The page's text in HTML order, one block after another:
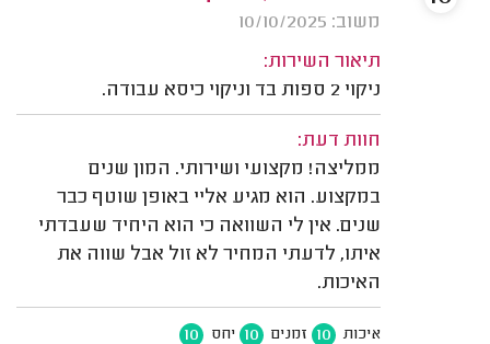
משוב: 10/10/2025
תיאור השירות:
ניקוי 2 ספות בד וניקוי כיסא עבודה.
חוות דעת:
ממליצה! מקצועי ושירותי. המון שנים
במקצוע. הוא מגיע אליי באופן שוטף כבר
שנים. אין לי השוואה כי הוא היחיד שעבדתי
איתו, לדעתי המחיר לא זול אבל שווה את
האיכות.
איכות 10 זמנים 10 יחס 10